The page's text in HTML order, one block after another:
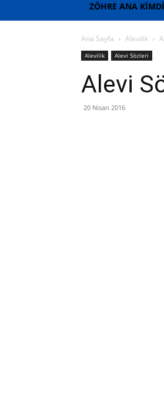
ZÖHRE ANA
Ana Sayfa Alevilik
Alevilik Alevi Sözleri
Alevi
20 Nisan 2016